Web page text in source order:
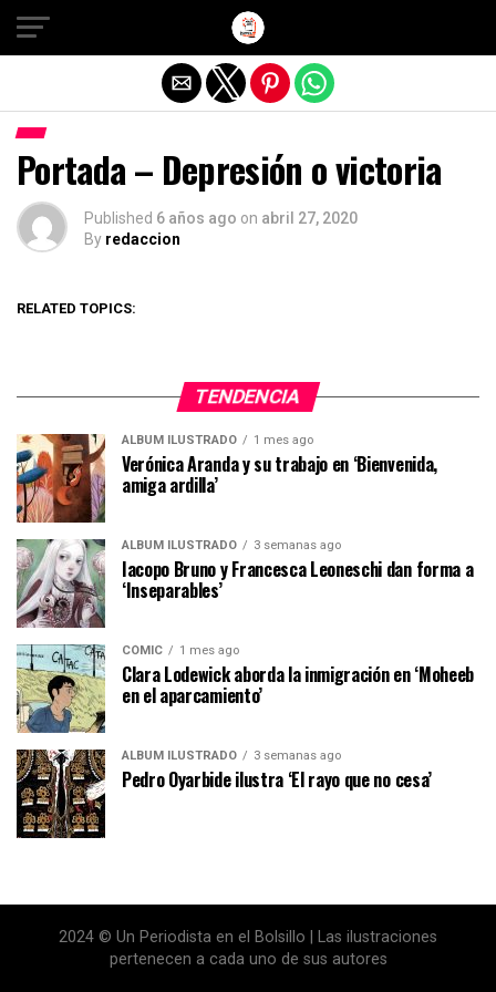
Portada – Depresión o victoria
Published 6 años ago on abril 27, 2020
By redaccion
RELATED TOPICS:
TENDENCIA
ÁLBUM ILUSTRADO 1 mes ago
Verónica Aranda y su trabajo en ‘Bienvenida,
amiga ardilla’
ÁLBUM ILUSTRADO 3 semanas ago
Iacopo Bruno y Francesca Leoneschi dan forma a
‘Inseparables’
CÓMIC 1 mes ago
Clara Lodewick aborda la inmigración en ‘Moheeb
en el aparcamiento’
ÁLBUM ILUSTRADO 3 semanas ago
Pedro Oyarbide ilustra ‘El rayo que no cesa’
2024 © Un Periodista en el Bolsillo | Las ilustraciones
pertenecen a cada uno de sus autores
Salir de la versión móvil